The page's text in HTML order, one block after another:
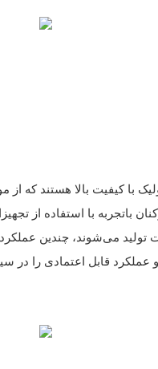
باتجربه با استفاده از
تولید می‌شوند، چندین